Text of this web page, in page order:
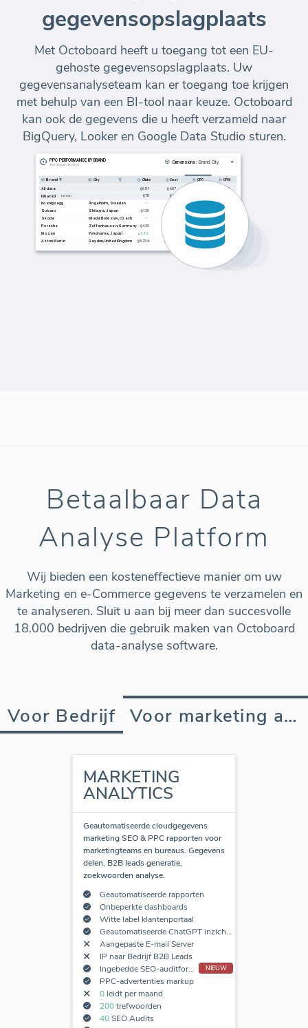
gegevensopslagplaats
Met Octoboard heeft u toegang tot een EU-
gehoste gegevensopslagplaats. Uw
gegevensanalyseteam kan er toegang toe krijgen
met behulp van een BI-tool naar keuze. Octoboard
kan ook de gegevens die u heeft verzameld naar
BigQuery, Looker en Google Data Studio sturen.
Betaalbaar Data
Analyse Platform
Wij bieden een kosteneffectieve manier om uw
Marketing en e-Commerce gegevens te verzamelen en
te analyseren. Sluit u aan bij meer dan succesvolle
18.000 bedrijven die gebruik maken van Octoboard
data-analyse software.
Voor Bedrijf Voor marketing agency
MARKETING
ANALYTICS
Geautomatiseerde cloudgegevens
marketing SEO & PPC rapporten voor
marketingteams en bureaus. Gegevens
delen, B2B leads generatie,
zoekwoorden analyse.
Geautomatiseerde rapporten
Onbeperkte dashboards
Witte label klantenportaal
Geautomatiseerde ChatGPT inzichten
Aangepaste E-mail Server
IP naar Bedrijf B2B Leads
Ingebedde SEO-auditformulieren
NIEUW
PPC-advertenties markup
0leidt per maand
200trefwoorden
40SEO Audits